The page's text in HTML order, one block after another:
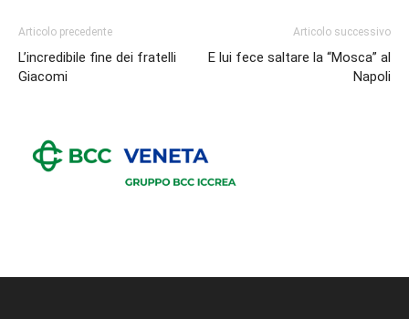
Articolo precedente
L’incredibile fine dei fratelli
Giacomi
Articolo successivo
E lui fece saltare la “Mosca” al
Napoli